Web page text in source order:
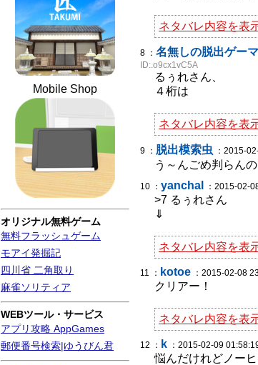
Mobile Shop
オリジナル無料ゲーム
無料フラッシュゲーム
モアイ発掘記
四川省 二角取り
麻雀ソリティア
WEBツール・サービス
アプリ攻略 AppGames
郵便番号検索|ゆうびん君
ネタバレ内容を表
8 ： 名無しの脱出ゲー
ID:.o9cx1vC5A
るぅれさん、
４桁は
ネタバレ内容を表
9 ： 脱出模索虫 ：2015-
う～んごめ判らん
10 ： yanchal ：2015-02-
>7 るぅれさん
⇓
ネタバレ内容を表
11 ： kotoe ：2015-02-08
クリアー！
ネタバレ内容を表
12 ： k ：2015-02-09
悩んだけれどノーヒ